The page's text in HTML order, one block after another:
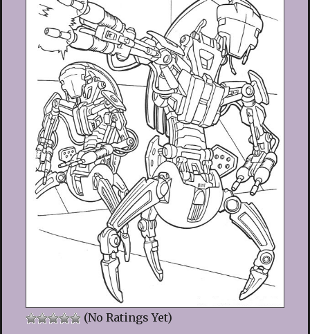
(No Ratings Yet)